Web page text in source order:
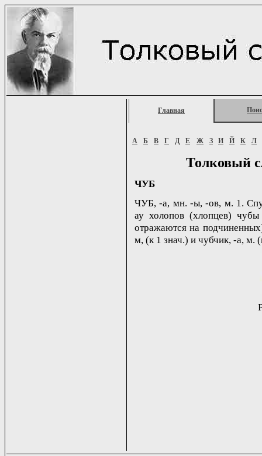
Главная
А Б В Г Д Е Ж З И Й К Л
Толковый
ЧУБ
ЧУБ, -а, мн. -ы, -ов, м. 1.
ау холопов (хлопцев) чубы
отражаются на
м, (к 1 знач.) и чубчик, -а, м.